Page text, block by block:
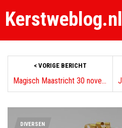
Kerstweblog.nl
< VORIGE BERICHT
Magisch Maastricht 30 november 2012 t/m 1 januari 2013
DIVERSEN